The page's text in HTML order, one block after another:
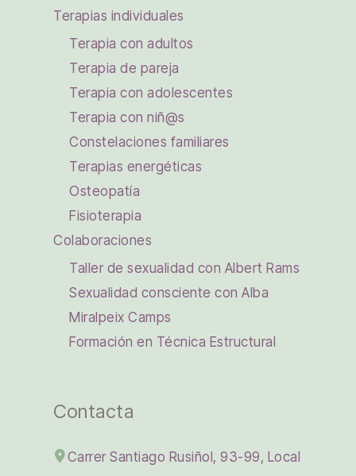
Terapias individuales
Terapia con adultos
Terapia de pareja
Terapia con adolescentes
Terapia con niñ@s
Constelaciones familiares
Terapias energéticas
Osteopatía
Fisioterapia
Colaboraciones
Taller de sexualidad con Albert Rams
Sexualidad consciente con Alba
Miralpeix Camps
Formación en Técnica Estructural
Contacta
Carrer Santiago Rusiñol, 93-99, Local